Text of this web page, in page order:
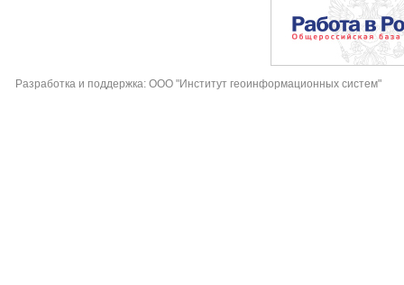
Разработка и поддержка: ООО "Институт геоинформационных систем"